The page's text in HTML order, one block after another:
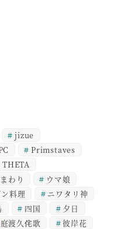
jizue
Primstaves
わり
ウマ娘
料理
ニワタリ神
四国
夕日
庭渡久侘歌
彼岸花